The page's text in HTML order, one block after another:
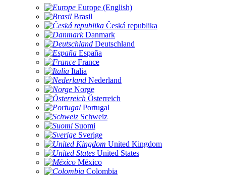
Europe (English)
Brasil
Česká republika
Danmark
Deutschland
España
France
Italia
Nederland
Norge
Österreich
Portugal
Schweiz
Suomi
Sverige
United Kingdom
United States
México
Colombia